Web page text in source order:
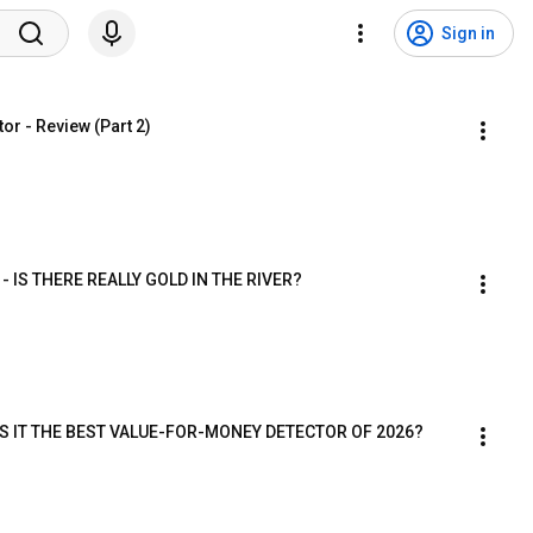
Sign in
- Review (Part 2)
THERE REALLY GOLD IN THE RIVER?
IT THE BEST VALUE-FOR-MONEY DETECTOR OF 2026?